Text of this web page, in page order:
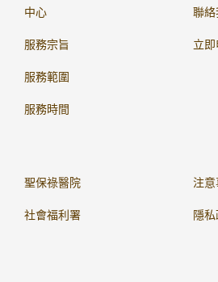
中心
服務宗旨
服務範圍
服務時間
聯絡
立
聖保祿醫院
社會福利署
注意
隱